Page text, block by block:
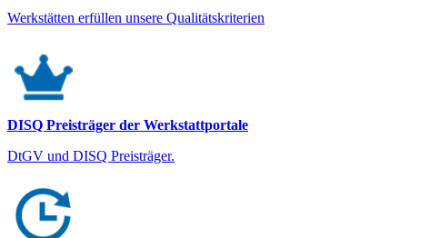
Werkstätten erfüllen unsere Qualitätskriterien
DISQ Preisträger der Werkstattportale
DtGV und DISQ Preisträger.